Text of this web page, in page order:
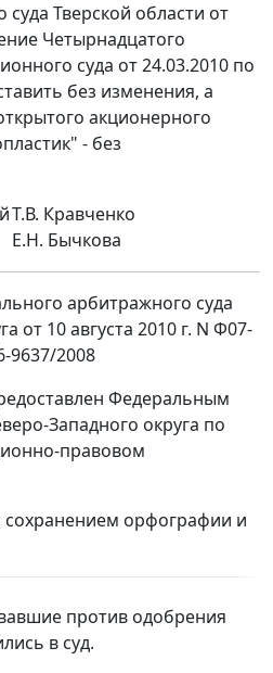
Тверской области от
Четырнадцатого
суда от 24.03.2010 по
без изменения, а
акционерного
- без
Т.В. Кравченко
Е.Н. Бычкова
арбитражного суда
от 10 августа 2010 г. N Ф07-
9637/2008
Федеральным
Западного округа по
правовом
сохранением орфографии и
против одобрения
в суд.